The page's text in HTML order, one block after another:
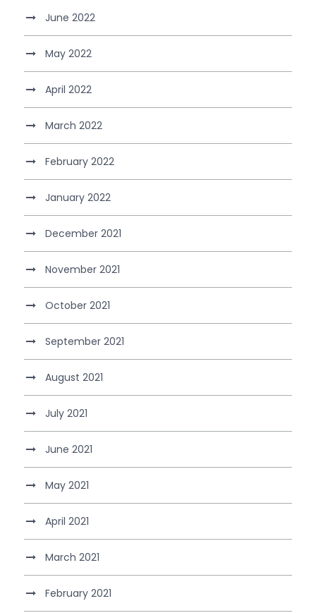
June 2022
May 2022
April 2022
March 2022
February 2022
January 2022
December 2021
November 2021
October 2021
September 2021
August 2021
July 2021
June 2021
May 2021
April 2021
March 2021
February 2021